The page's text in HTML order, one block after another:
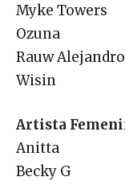
Myke Towers
Ozuna
Rauw Alejandro
Wisin
Artista
Anitta
Becky G